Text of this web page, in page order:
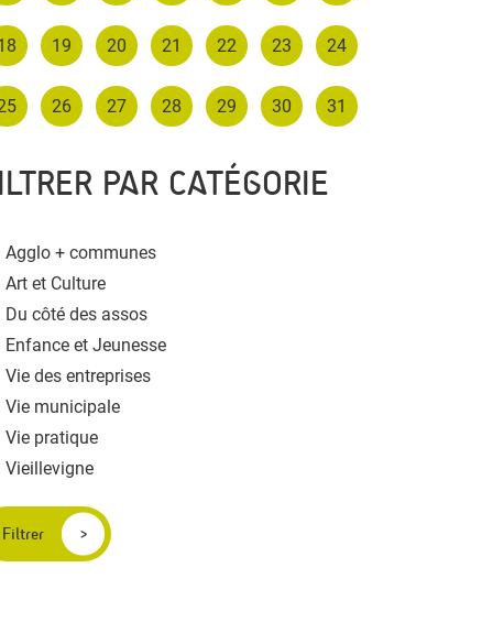
19 20 21 22 23 24
26 27 28 29 30 31
PAR CATÉGORIE
Agglo + communes
Art et Culture
Du côté des assos
Enfance et Jeunesse
Vie des entreprises
Vie municipale
Vie pratique
Vieillevigne
Filtrer